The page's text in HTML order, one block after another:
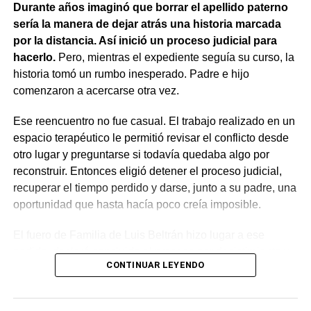
resultaba aplicable.
El fallo aclaró que el archivo de la causa
contravencional no impide que el dueño del perro
lesionado reclame por la vía civil una indemnización
por los daños que considere haber sufrido.
Durante años imaginó que borrar el apellido paterno
sería la manera de dejar atrás una historia marcada
por la distancia. Así inició un proceso judicial para
hacerlo.Pero, mientras el expediente seguía su curso, la
historia tomó un rumbo inesperado. Padre e hijo
comenzaron a acercarse otra vez.
Ese reencuentro no fue casual. El trabajo realizado en un
espacio terapéutico le permitió revisar el conflicto desde
otro lugar y preguntarse si todavía quedaba algo por
reconstruir. Entonces eligió detener el proceso judicial,
recuperar el tiempo perdido y darse, junto a su padre, una
oportunidad que hasta hacía poco creía imposible.
pedido, declaró concluido el proceso por desistimiento y
ordenó el archivo de las actuaciones. La jueza consideró
la legislación para poner fin al expediente.
CONTINUAR LEYENDO